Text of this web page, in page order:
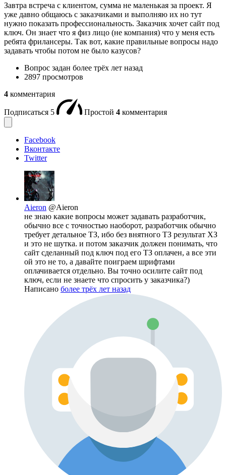
Завтра встреча с клиентом, сумма не маленькая за проект. Я
уже давно общаюсь с заказчиками и выполняю их но тут
нужно показать профессиональность. Заказчик хочет сайт под
ключ. Он знает что я физ лицо (не компания) что у меня есть
ребята фрилансеры. Так вот, какие правильные вопросы надо
задавать чтобы потом не было казусов?
Вопрос задан более трёх лет назад
2897 просмотров
4 комментария
Подписаться 5 Простой 4 комментария
Facebook
Вконтакте
Twitter
Aieron @Aieron
не знаю какие вопросы может задавать разработчик,
обычно все с точностью наоборот, разработчик обычно
требует детальное ТЗ, ибо без внятного ТЗ результат ХЗ
и это не шутка. и потом заказчик должен понимать, что
сайт сделанный под ключ под его ТЗ оплачен, а все эти
ой это не то, а давайте поиграем шрифтами
оплачивается отдельно. Вы точно осилите сайт под
ключ, если не знаете что спросить у заказчика?)
Написано более трёх лет назад